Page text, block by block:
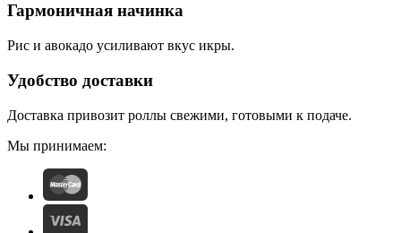
Гармоничная начинка
Рис и авокадо усиливают вкус икры.
Удобство доставки
Доставка привозит роллы свежими, готовыми к подаче.
Мы принимаем: